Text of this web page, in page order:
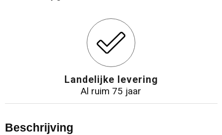
Landelijke levering
Al ruim 75 jaar
Beschrijving